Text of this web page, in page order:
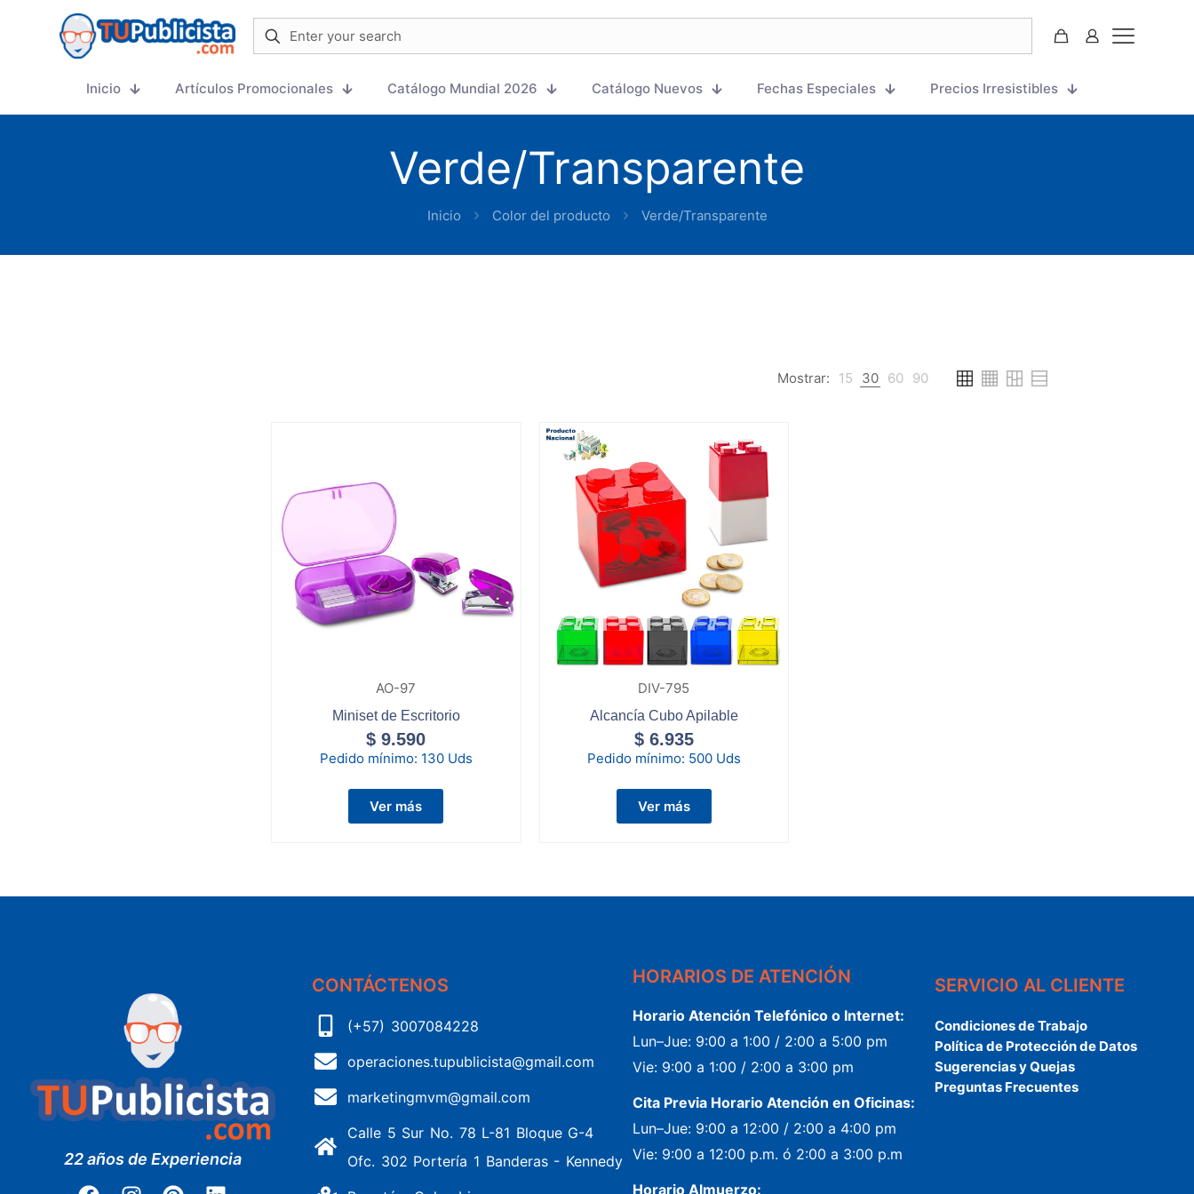
Inicio Artículos Promocionales Catálogo Mundial 2026 Catálogo Nuevos Fechas Especiales Precios Irresistibles
Verde/Transparente
Inicio Color del producto Verde/Transparente
Mostrar: 15 30 60 90
AO-97
Miniset de Escritorio
$ 9.590
Pedido mínimo: 130 Uds
Ver más
DIV-795
Alcancía Cubo Apilable
$6.935
Pedido mínimo: 500 Uds
Ver más
22 años de Experiencia
CONTÁCTENOS
(+57) 3007084228
operaciones.tupublicista@gmail.com
marketingmvm@gmail.com
Calle 5 Sur No. 78 L-81 Bloque G-4
Ofc. 302 Portería 1 Banderas - Kennedy
HORARIOS DE ATENCIÓN
Horario Atención Telefónico o Internet:
Lun–Jue: 9:00 a 1:00 / 2:00 a 5:00 pm
Vie: 9:00 a 1:00 / 2:00 a 3:00 pm
Cita Previa Horario Atención en Oficinas:
Lun–Jue: 9:00 a 12:00 / 2:00 a 4:00 pm
Vie: 9:00 a 12:00 p.m. ó 2:00 a 3:00 p.m
Horario Almuerzo:
SERVICIO AL CLIENTE
Condiciones de Trabajo
Política de Protección de Datos
Sugerencias y Quejas
Preguntas Frecuentes